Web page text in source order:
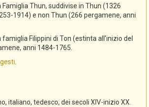
Thun, suddivise in Thun (1326
1914) e non Thun (266 pergamene, anni
Filippini di Ton (estinta all’inizio del
anni 1484-1765.
italiano, tedesco, dei secoli XIV-inizio XX.